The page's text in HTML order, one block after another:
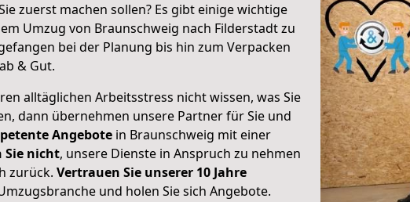
zuerst machen sollen? Es gibt einige wichtige
Umzug von Braunschweig nach Filderstadt zu
bei der Planung bis hin zum Verpacken
& Gut.
alltäglichen Arbeitsstress nicht wissen, was Sie
dann übernehmen unsere Partner für Sie und
Angebote in Braunschweig mit einer
Sie nicht, unsere Dienste in Anspruch zu nehmen
zurück. Vertrauen Sie unserer 10 Jahre
und holen Sie sich Angebote.